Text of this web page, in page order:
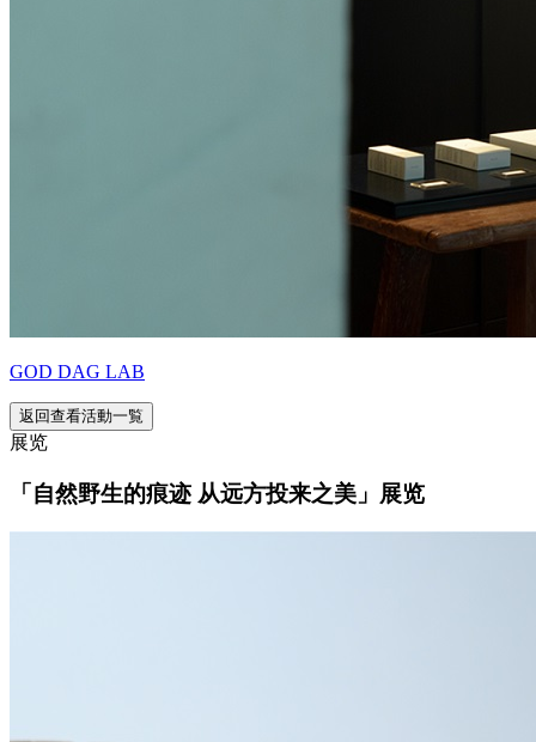
GOD DAG LAB
返回查看活動一覧
展览
「自然野生的痕迹 从远方投来之美」展览